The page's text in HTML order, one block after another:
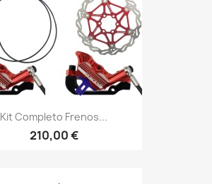
Kit Completo Frenos...
210,00 €